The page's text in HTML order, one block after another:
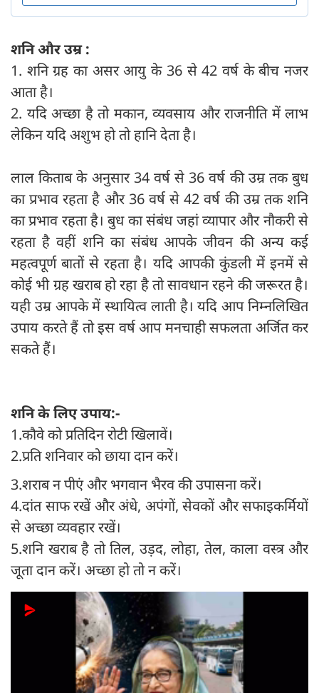
शनि और उम्र :
1. शनि ग्रह का असर आयु के 36 से 42 वर्ष के बीच नजर
आता है।
2. यदि अच्छा है तो मकान, व्यवसाय और राजनीति में लाभ
लेकिन यदि अशुभ हो तो हानि देता है।
लाल किताब के अनुसार 34 वर्ष से 36 वर्ष की उम्र तक बुध
का प्रभाव रहता है और 36 वर्ष से 42 वर्ष की उम्र तक शनि
का प्रभाव रहता है। बुध का संबंध जहां व्यापार और नौकरी से
रहता है वहीं शनि का संबंध आपके जीवन की अन्य कई
महत्वपूर्ण बातों से रहता है। यदि आपकी कुंडली में इनमें से
कोई भी ग्रह खराब हो रहा है तो सावधान रहने की जरूरत है।
यही उम्र आपके में स्थायित्व लाती है। यदि आप निम्नलिखित
उपाय करते हैं तो इस वर्ष आप मनचाही सफलता अर्जित कर
सकते हैं।
शनि के लिए उपाय:-
1.कौवे को प्रतिदिन रोटी खिलावें।
2.प्रति शनिवार को छाया दान करें।
3.शराब न पीएं और भगवान भैरव की उपासना करें।
4.दांत साफ रखें और अंधे, अपंगों, सेवकों और सफाइकर्मियों
से अच्छा व्यवहार रखें।
5.शनि खराब है तो तिल, उड़द, लोहा, तेल, काला वस्त्र और
जूता दान करें। अच्‍छा हो तो न करें।